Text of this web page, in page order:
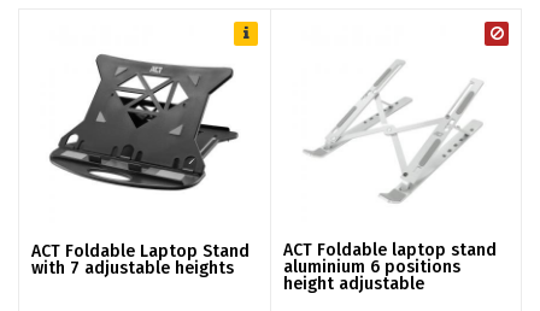
ACT Foldable Laptop Stand
with 7 adjustable heights
ACT Foldable laptop stand
aluminium 6 positions
height adjustable